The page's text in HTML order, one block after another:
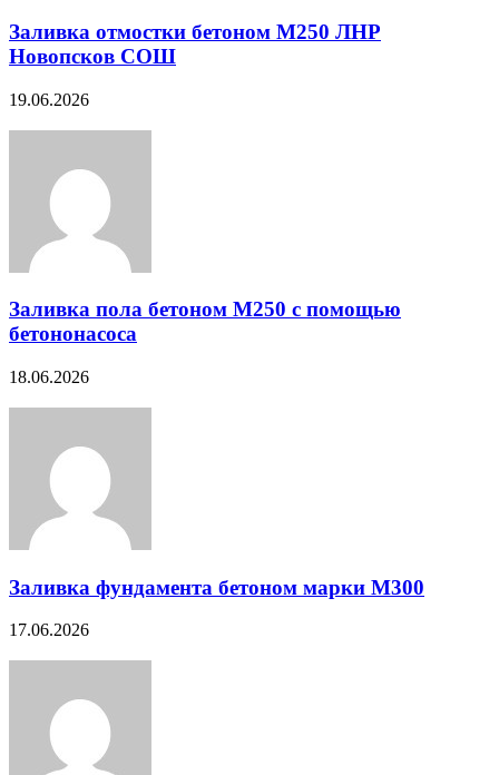
Заливка отмостки бетоном М250 ЛНР
Новопсков СОШ
19.06.2026
Заливка пола бетоном М250 с помощью
бетононасоса
18.06.2026
Заливка фундамента бетоном марки М300
17.06.2026